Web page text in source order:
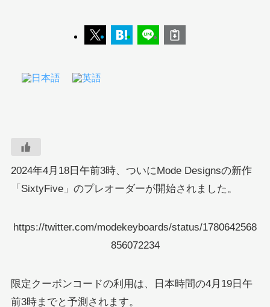
2024年4月18日午前3時、ついにMode Designsの新作
「SixtyFive」のプレオーダーが開始されました。
https://twitter.com/modekeyboards/status/1780642568
856072234
限定クーポンコードの利用は、日本時間の4月19日午
前3時までと予測されます。